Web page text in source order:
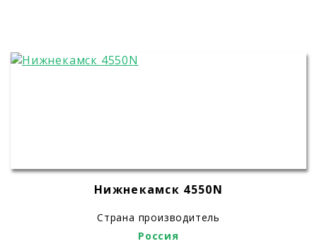
Нижнекамск 4550N
Страна производитель
Россия